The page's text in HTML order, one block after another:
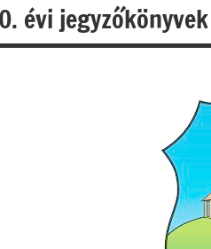
évi jegyzőkönyvek